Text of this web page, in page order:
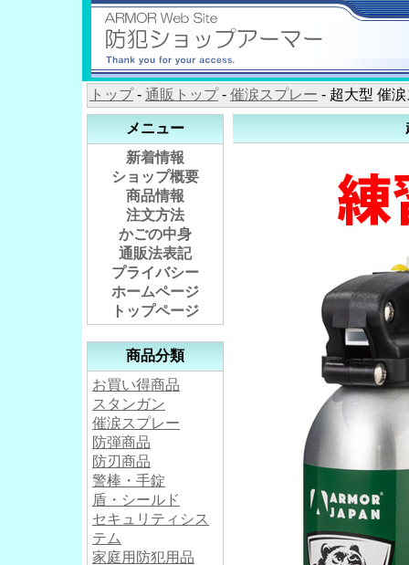
トップ- 通販トップ- 催涙スプレー - 超大型 催
メニュー
新着情報
ショップ概要
商品情報
注文方法
かごの中身
通販法表記
プライバシー
ホームページ
トップページ
商品分類
お買い得商品
スタンガン
催涙スプレー
防弾商品
防刃商品
警棒・手錠
盾・シールド
セキュリティシス
テム
家庭用防犯用品